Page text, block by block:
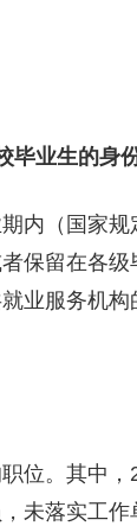
毕业生的身
（国家规
保留在各
业服务机
。其中，
未落实工